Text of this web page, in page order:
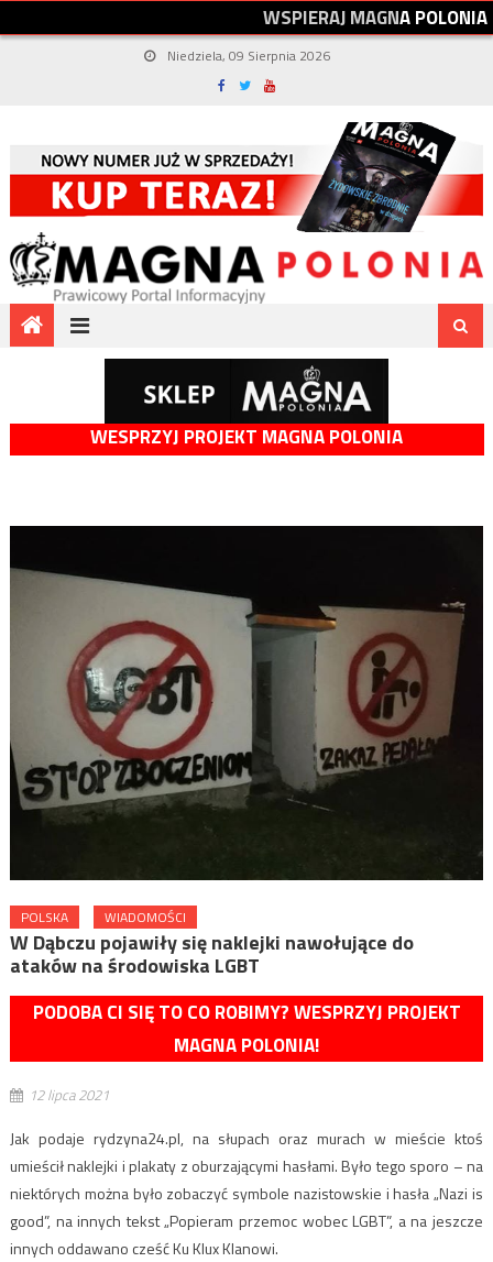
WSPIERAJMAGNAPOLONIA
Niedziela, 09 Sierpnia 2026
WESPRZYJ PROJEKT MAGNA POLONIA
POLSKA WIADOMOŚCI
W Dąbczu pojawiły się naklejki nawołujące do
ataków na środowiska LGBT
PODOBA CI SIĘ TO CO ROBIMY? WESPRZYJ PROJEKT
MAGNA POLONIA!
12 lipca 2021
Jak podaje rydzyna24.pl, na słupach oraz murach w mieście ktoś
umieścił naklejki i plakaty z oburzającymi hasłami. Było tego sporo – na
niektórych można było zobaczyć symbole nazistowskie i hasła „Nazi is
good”, na innych tekst „Popieram przemoc wobec LGBT”, a na jeszcze
innych oddawano cześć Ku Klux Klanowi.